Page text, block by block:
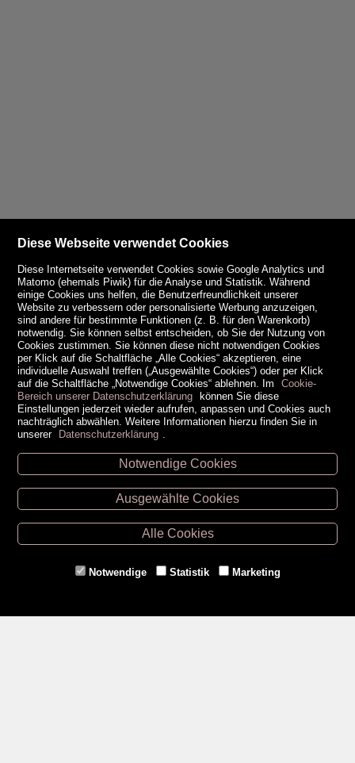
Unsere Öffnungszeiten
Retz -02942/20433
Hollabrunn -02952/30057
Eggenburg -02984/3836
Gmünd -
Diese Webseite verwendet Cookies
Diese Internetseite verwendet Cookies sowie Google Analytics und
Matomo (ehemals Piwik) für die Analyse und Statistik. Während
einige Cookies uns helfen, die Benutzerfreundlichkeit unserer
Website zu verbessern oder personalisierte Werbung anzuzeigen,
sind andere für bestimmte Funktionen (z. B. für den Warenkorb)
notwendig. Sie können selbst entscheiden, ob Sie der Nutzung von
Cookies zustimmen. Sie können diese nicht notwendigen Cookies
per Klick auf die Schaltfläche „Alle Cookies“ akzeptieren, eine
individuelle Auswahl treffen („Ausgewählte Cookies“) oder per Klick
auf die Schaltfläche „Notwendige Cookies“ ablehnen. Im
Cookie-
Bereich unserer Datenschutzerklärung können Sie diese
Einstellungen jederzeit wieder aufrufen, anpassen und Cookies auch
nachträglich abwählen. Weitere Informationen hierzu finden Sie in
unserer Datenschutzerklärung
Notwendige Cookies
Ausgewählte Cookies
Alle Cookies
Notwendige Statistik Marketing